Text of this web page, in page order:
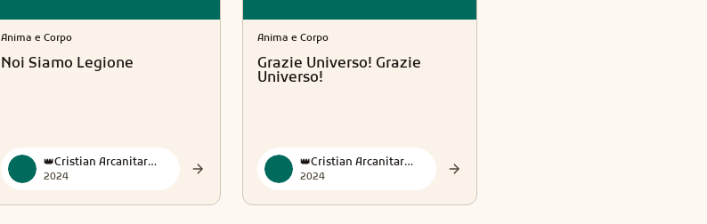
Anima e Corpo
Noi Siamo Legione
👑Cristian Arcanitarocchi👑 Official
2024
Anima e Corpo
Grazie Universo! Grazie
Universo!
👑Cristian Arcanitarocchi👑 Official
2024